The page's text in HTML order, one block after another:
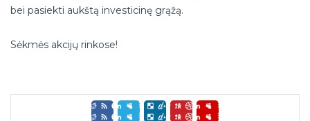
bei pasiekti aukštą investicinę grąžą.
Sėkmės akcijų rinkose!